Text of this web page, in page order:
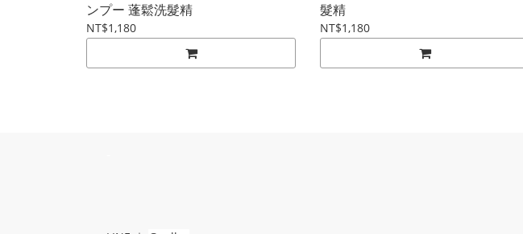
ンプー 蓬鬆洗髮精
NT$1,180
髮精
NT$1,180